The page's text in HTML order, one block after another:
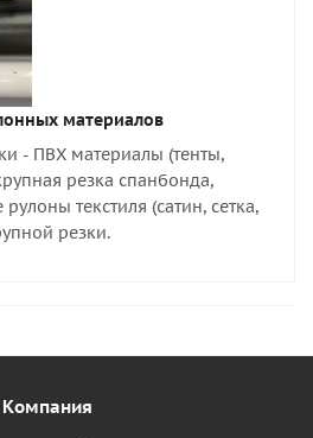
материалов
- ПВХ материалы (тенты,
резка спанбонда,
текстиля (сатин, сетка,
резки.
Компания